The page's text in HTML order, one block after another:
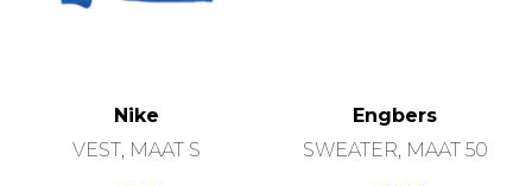
Nike
VEST, MAAT S
Engbers
SWEATER, MAAT 50